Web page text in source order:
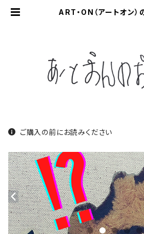
ART・ON（アートオン）
ご購入の前にお読みください